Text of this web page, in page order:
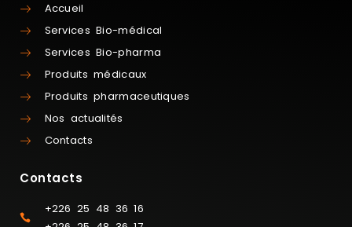
Accueil
Services Bio-médical
Services Bio-pharma
Produits médicaux
Produits pharmaceutiques
Nos actualités
Contacts
Contacts
+226 25 48 36 16